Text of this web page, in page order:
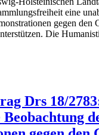
eine
gegen
Die
Drs 18/
Beobachtung